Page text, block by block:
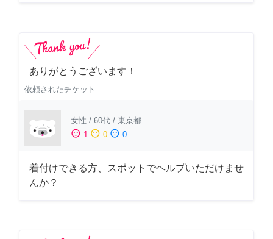
ありがとうございます！
依頼されたチケット
女性 / 60代 / 東京都
sentiment_satisfied 1 sentiment_neutral 0 sentiment_dissatisfied 0
着付けできる方、スポットでヘルプいただけませ
んか？